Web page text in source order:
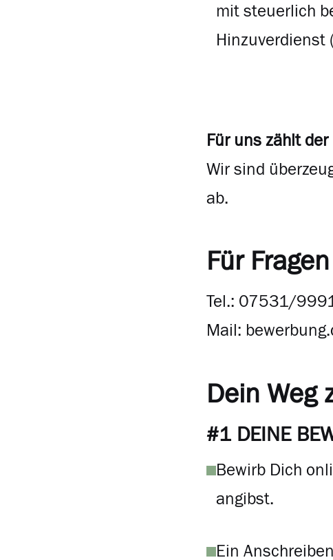
mit steuerlich
Hinzuverdienst (
Für uns zählt
Wir sind
ab.
Für Fragen
Tel.: 07531/
Mail:
Dein Weg
#1 DEINE
Bewirb Dich
angibst.
Ein